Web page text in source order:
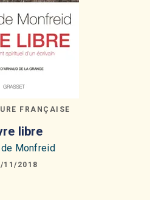
FRANÇAISE
libre
de Monfreid
11/2018